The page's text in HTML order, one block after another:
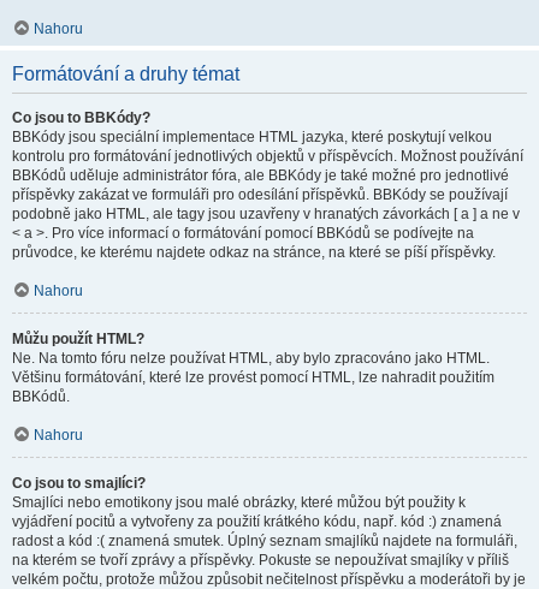
Nahoru
Formátování a druhy témat
Co jsou to BBKódy?
BBKódy jsou speciální implementace HTML jazyka, které poskytují velkou
kontrolu pro formátování jednotlivých objektů v příspěvcích. Možnost používání
BBKódů uděluje administrátor fóra, ale BBKódy je také možné pro jednotlivé
příspěvky zakázat ve formuláři pro odesílání příspěvků. BBKódy se používají
podobně jako HTML, ale tagy jsou uzavřeny v hranatých závorkách [ a ] a ne v
< a >. Pro více informací o formátování pomocí BBKódů se podívejte na
průvodce, ke kterému najdete odkaz na stránce, na které se píší příspěvky.
Nahoru
Můžu použít HTML?
Ne. Na tomto fóru nelze používat HTML, aby bylo zpracováno jako HTML.
Většinu formátování, které lze provést pomocí HTML, lze nahradit použitím
BBKódů.
Nahoru
Co jsou to smajlíci?
Smajlíci nebo emotikony jsou malé obrázky, které můžou být použity k
vyjádření pocitů a vytvořeny za použití krátkého kódu, např. kód :) znamená
radost a kód :( znamená smutek. Úplný seznam smajlíků najdete na formuláři,
na kterém se tvoří zprávy a příspěvky. Pokuste se nepoužívat smajlíky v příliš
velkém počtu, protože můžou způsobit nečitelnost příspěvku a moderátoři by je